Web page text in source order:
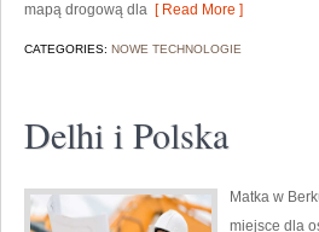
mapą drogową dla [ Read More ]
CATEGORIES: NOWE TECHNOLOGIE
Delhi i Polska
Matka w
miejsce dla